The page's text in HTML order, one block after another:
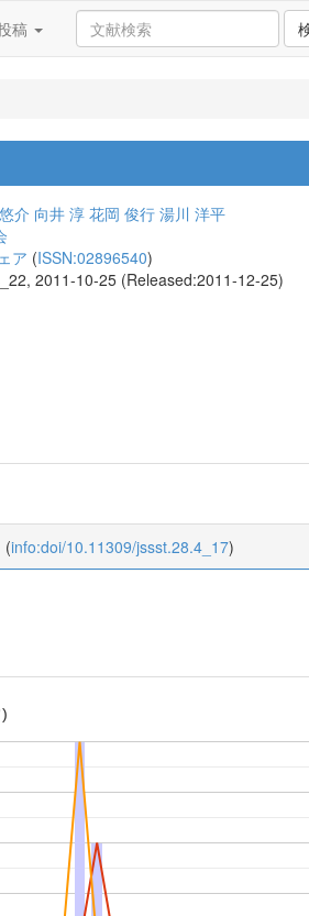
稿
介 向井 淳 花岡 俊行 湯川 洋平
ア (ISSN:02896540)
2011-10-25 (Released:2011-12-25)
(info:doi/10.11309/jssst.28.4_17)